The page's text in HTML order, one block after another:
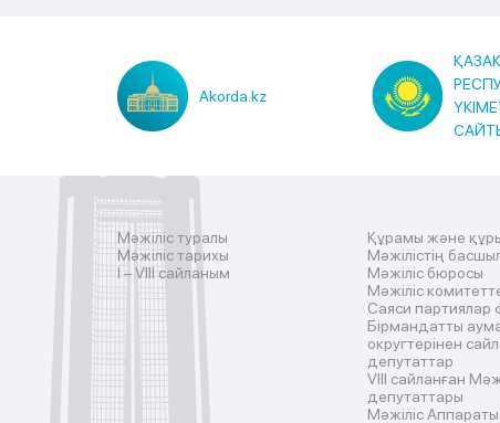
Akorda.kz
Мәжіліс туралы
Мәжіліс тарихы
I – VIII сайланым
Құрамы және
Мәжілістің
Мәжіліс бюросы
Мәжіліс
Саяси партиялар
Бірмандатты
округтерінен
депутаттар
VIII сайланған
депутаттары
Мәжіліс Аппараты